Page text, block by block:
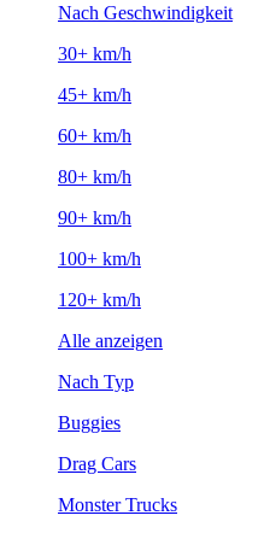
Nach Geschwindigkeit
30+ km/h
45+ km/h
60+ km/h
80+ km/h
90+ km/h
100+ km/h
120+ km/h
Alle anzeigen
Nach Typ
Buggies
Drag Cars
Monster Trucks